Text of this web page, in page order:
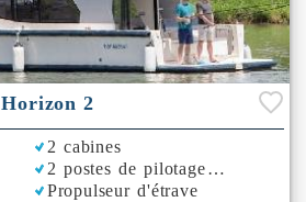
Horizon 2
2 cabines
2 postes de pilotage
Propulseur d'étrave